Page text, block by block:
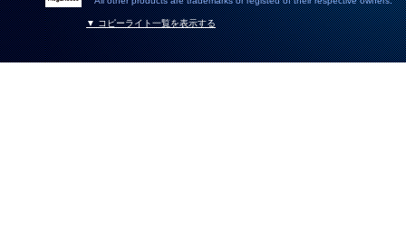
▼ コピーライト一覧を表示する